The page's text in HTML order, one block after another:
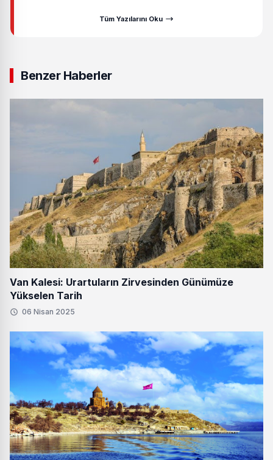
Tüm Yazılarını Oku
Benzer Haberler
Van Kalesi: Urartuların Zirvesinden Günümüze
Yükselen Tarih
06 Nisan 2025